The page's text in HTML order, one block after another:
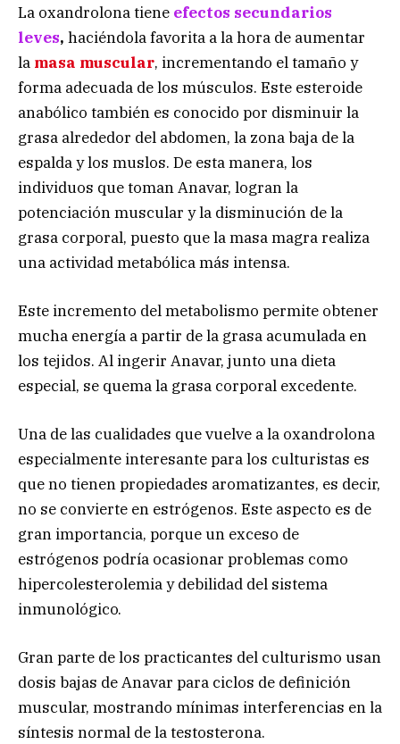
La oxandrolona tiene efectos secundarios
leves, haciéndola favorita a la hora de aumentar
la masa muscular, incrementando el tamaño y
forma adecuada de los músculos. Este esteroide
anabólico también es conocido por disminuir la
grasa alrededor del abdomen, la zona baja de la
espalda y los muslos. De esta manera, los
individuos que toman Anavar, logran la
potenciación muscular y la disminución de la
grasa corporal, puesto que la masa magra realiza
una actividad metabólica más intensa.
Este incremento del metabolismo permite obtener
mucha energía a partir de la grasa acumulada en
los tejidos. Al ingerir Anavar, junto una dieta
especial, se quema la grasa corporal excedente.
Una de las cualidades que vuelve a la oxandrolona
especialmente interesante para los culturistas es
que no tienen propiedades aromatizantes, es decir,
no se convierte en estrógenos. Este aspecto es de
gran importancia, porque un exceso de
estrógenos podría ocasionar problemas como
hipercolesterolemia y debilidad del sistema
inmunológico.
Gran parte de los practicantes del culturismo usan
dosis bajas de Anavar para ciclos de definición
muscular, mostrando mínimas interferencias en la
síntesis normal de la testosterona.